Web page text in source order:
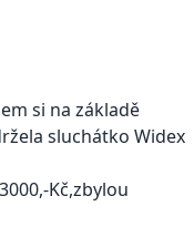
si na základě
sluchátko Widex
Kč,zbylou